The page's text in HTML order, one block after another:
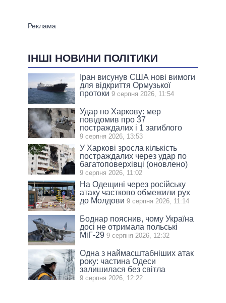
ІНШІ НОВИНИ ПОЛІТИКИ
Іран висунув США нові вимоги
для відкриття Ормузької
протоки 9 серпня 2026, 11:54
Удар по Харкову: мер
повідомив про 37
постраждалих і 1 загиблого
9 серпня 2026, 13:53
У Харкові зросла кількість
постраждалих через удар по
багатоповерхівці (оновлено)
9 серпня 2026, 11:02
На Одещині через російську
атаку частково обмежили рух
до Молдови 9 серпня 2026, 11:14
Боднар пояснив, чому Україна
досі не отримала польські
МіГ-29 9 серпня 2026, 12:32
Одна з наймасштабніших атак
року: частина Одеси
залишилася без світла
9 серпня 2026, 12:22